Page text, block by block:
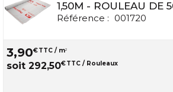
1,50M - ROULEAU DE
Référence : 001720
3,90€TTC / m2
soit 292,50€TTC / Rouleaux